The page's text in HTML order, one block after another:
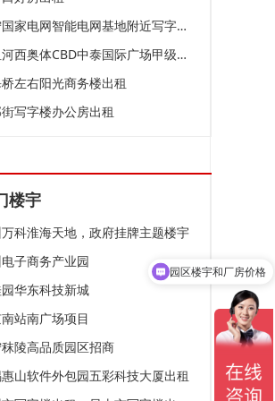
江宁国家电网智能电网基地附近写字楼出租
出租河西奥体CBD中泰国际广场甲级纯写字楼
左右阳光商务楼出租
写字楼办公房出租
楼宇
科淮海天地，政府挂牌主题楼宇
子商务产业园
华东科技新城
站南广场项目
陵高品质园区招商
山软件外包园五彩科技大厦出租
园区楼宇和厂房价格